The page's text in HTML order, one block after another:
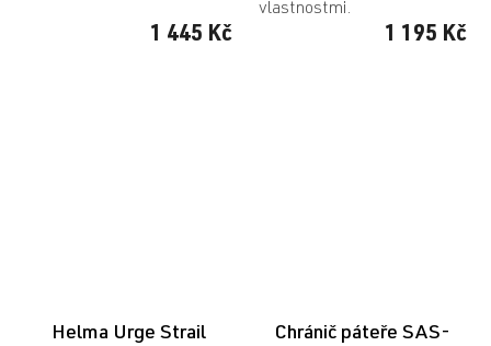
1 445 Kč 1 195 Kč
vlastnostmi.
Helma Urge Strail
Chránič páteře SAS-